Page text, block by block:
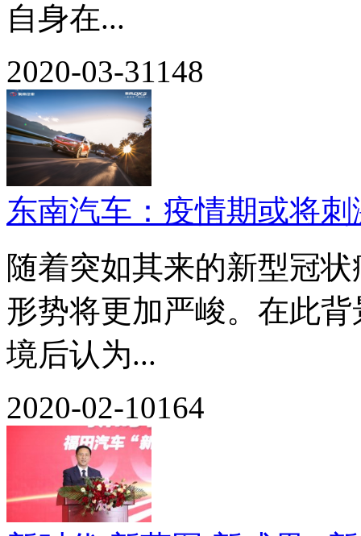
自身在...
2020-03-31148
东南汽车：疫情期或将刺
随着突如其来的新型冠
形势将更加严峻。在此
境后认为...
2020-02-10164